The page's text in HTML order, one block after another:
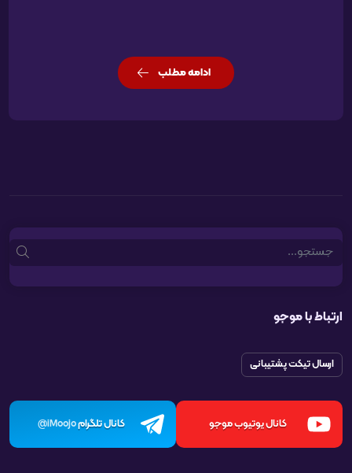
ادامه مطلب
Search
ارتباط با موجو
ارسال تیکت پشتیبانی
کانال یوتیوب موجو کانال تلگرامiMoojo@